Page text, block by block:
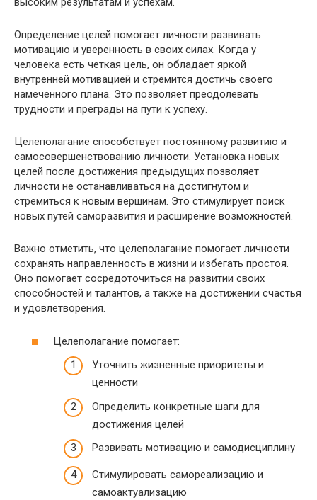
Определение целей помогает личности развивать
мотивацию и уверенность в своих силах. Когда у
человека есть четкая цель, он обладает яркой
внутренней мотивацией и стремится достичь своего
намеченного плана. Это позволяет преодолевать
трудности и преграды на пути к успеху.
Целеполагание способствует постоянному развитию и
самосовершенствованию личности. Установка новых
целей после достижения предыдущих позволяет
личности не останавливаться на достигнутом и
стремиться к новым вершинам. Это стимулирует поиск
новых путей саморазвития и расширение возможностей.
Важно отметить, что целеполагание помогает личности
сохранять направленность в жизни и избегать простоя.
Оно помогает сосредоточиться на развитии своих
способностей и талантов, а также на достижении счастья
и удовлетворения.
Целеполагание помогает:
Уточнить жизненные приоритеты и
ценности
Определить конкретные шаги для
достижения целей
Развивать мотивацию и самодисциплину
Стимулировать самореализацию и
самоактуализацию